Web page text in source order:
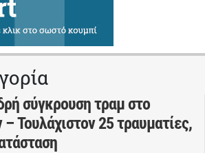
σύγκρουση τραμ στο
Τουλάχιστον 25 τραυματίες,